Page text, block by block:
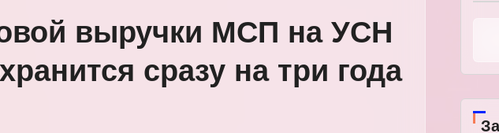
выручки МСП на УСН
сразу на три года